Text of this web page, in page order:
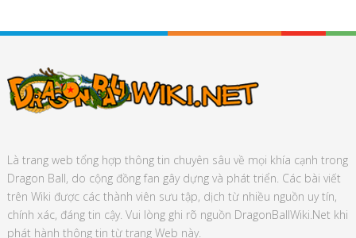
Là trang web tổng hợp thông tin chuyên sâu về mọi khía cạnh trong
Dragon Ball, do cộng đồng fan gây dựng và phát triển. Các bài viết
trên Wiki được các thành viên sưu tập, dịch từ nhiều nguồn uy tín,
chính xác, đáng tin cậy. Vui lòng ghi rõ nguồn DragonBallWiki.Net khi
phát hành thông tin từ trang Web này.